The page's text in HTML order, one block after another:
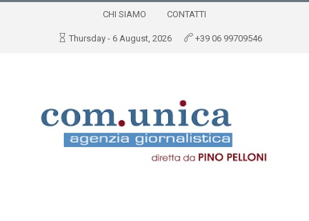
CHI SIAMO CONTATTI
Thursday - 6 August, 2026 +39 06 99709546